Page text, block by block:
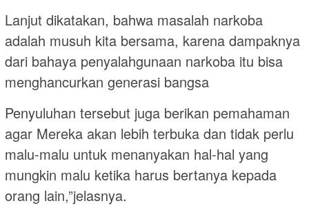
Lanjut dikatakan, bahwa masalah narkoba
adalah musuh kita bersama, karena dampaknya
dari bahaya penyalahgunaan narkoba itu bisa
menghancurkan generasi bangsa
Penyuluhan tersebut juga berikan pemahaman
agar Mereka akan lebih terbuka dan tidak perlu
malu-malu untuk menanyakan hal-hal yang
mungkin malu ketika harus bertanya kepada
orang lain,”jelasnya.